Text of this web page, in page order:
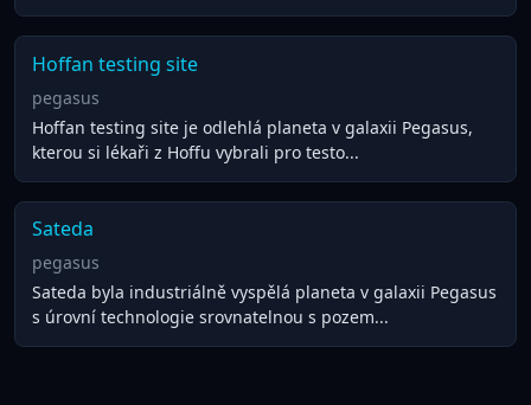
Hoffan testing site
pegasus
Hoffan testing site je odlehlá planeta v galaxii Pegasus,
kterou si lékaři z Hoffu vybrali pro testo...
Sateda
pegasus
Sateda byla industriálně vyspělá planeta v galaxii Pegasus
s úrovní technologie srovnatelnou s pozem...